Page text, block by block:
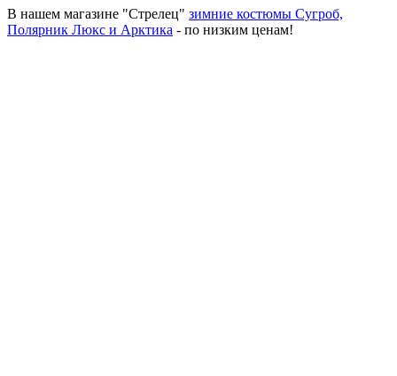
В нашем магазине "Стрелец" зимние костюмы Сугроб,
Полярник Люкс и Арктика - по низким ценам!